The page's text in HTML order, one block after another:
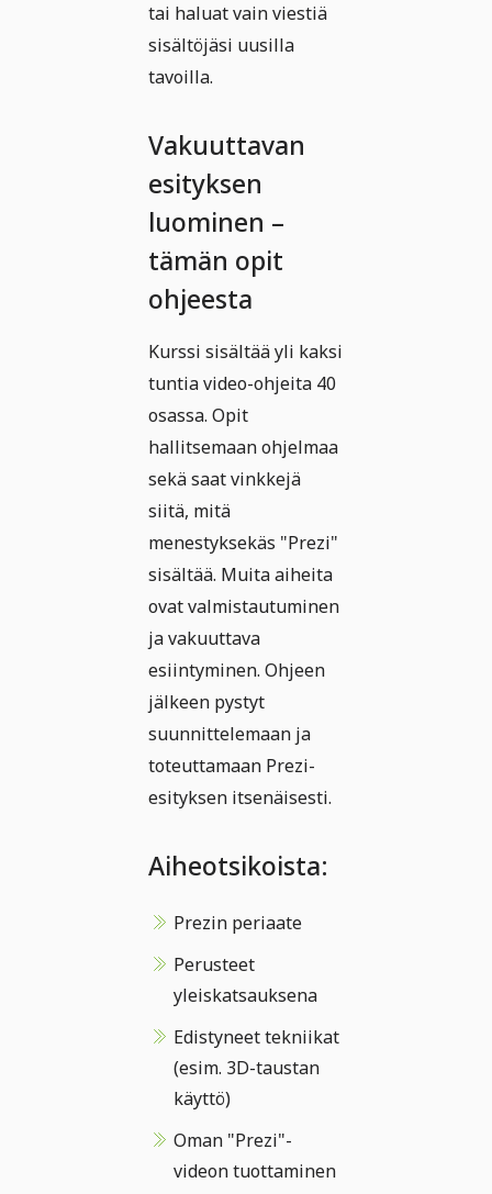
tai haluat vain viestiä
sisältöjäsi uusilla
tavoilla.
Vakuuttavan
esityksen
luominen –
tämän opit
ohjeesta
Kurssi sisältää yli kaksi
tuntia video-ohjeita 40
osassa. Opit
hallitsemaan ohjelmaa
sekä saat vinkkejä
siitä, mitä
menestyksekäs "Prezi"
sisältää. Muita aiheita
ovat valmistautuminen
ja vakuuttava
esiintyminen. Ohjeen
jälkeen pystyt
suunnittelemaan ja
toteuttamaan Prezi-
esityksen itsenäisesti.
Aiheotsikoista:
Prezin periaate
Perusteet
yleiskatsauksena
Edistyneet tekniikat
(esim. 3D-taustan
käyttö)
Oman "Prezi"-
videon tuottaminen